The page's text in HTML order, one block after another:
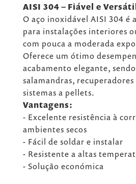
AISI 304 – Fiável e
O aço inoxidável AISI 304 é
para instalações interiores
com pouca a moderada
Oferece um ótimo
acabamento elegante,
salamandras, recuperadores
sistemas a pellets.
Vantagens:
- Excelente resistência à
ambientes secos
- Fácil de soldar e instalar
- Resistente a altas
- Solução económica